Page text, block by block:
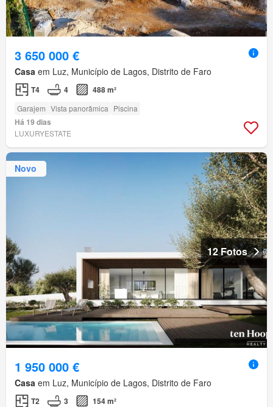
3 650 000 €
Casa em Luz, Município de Lagos, Distrito de Faro
T4 4 488 m²
Garajem Vista panorâmica Piscina
Há 19 dias
LUXURYESTATE
Novo
12 Fotos
1 950 000 €
Casa em Luz, Município de Lagos, Distrito de Faro
T2 3 154 m²